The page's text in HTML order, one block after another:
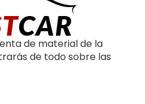
de material de la
de todo sobre las